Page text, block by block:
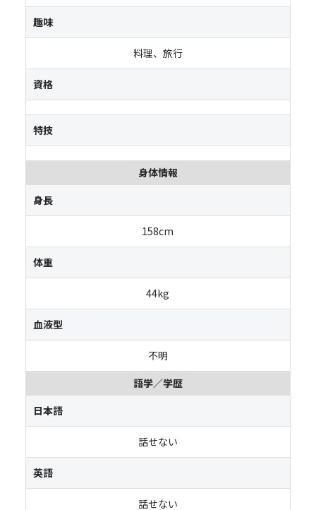
趣味
料理、旅行
資格
特技
身体情報
身長
158cm
体重
44kg
血液型
不明
語学／学歴
日本語
話せない
英語
話せない